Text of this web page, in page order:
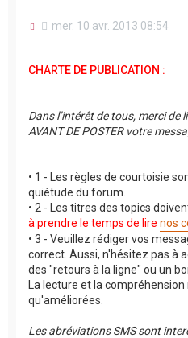
M
s
a
n
o
mer. 10 avr. 2013 08:54
CHARTE DE PUBLICATION :
Dans l’intérêt de tous, merci
AVANT DE POSTER votre
• 1 - Les règles de courtoisie
quiétude du forum.
• 2 - Les titres des topics
à prendre le temps de lire nos
• 3 - Veuillez rédiger vos
correct. Aussi, n'hésitez pas à
des "retours à la ligne" ou un
La lecture et la
qu'améliorées.
Les abréviations SMS sont